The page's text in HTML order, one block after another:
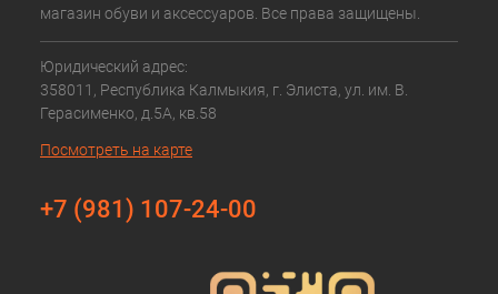
магазин обуви и аксессуаров. Все права защищены.
Юридический адрес:
358011, Республика Калмыкия, г. Элиста, ул. им. В.
Герасименко, д.5А, кв.58
Посмотреть на карте
+7 (981) 107-24-00